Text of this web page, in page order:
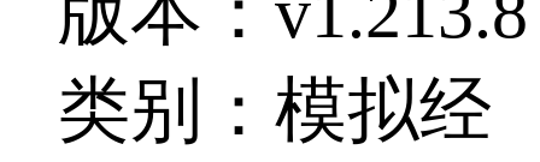
类别：模拟经